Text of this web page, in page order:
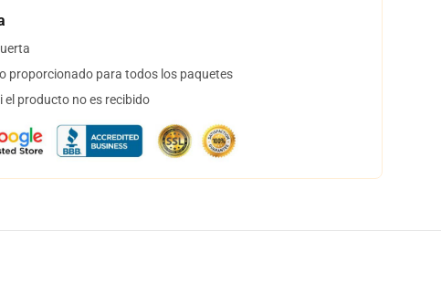
proporcionado para todos los paquetes
el producto no es recibido